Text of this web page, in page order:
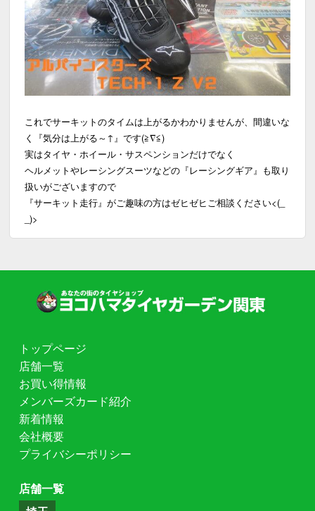
これでサーキットのタイムは上がるかわかりませんが、間違いな
く『気分は上がる～↑』です(≧∇≦)
実はタイヤ・ホイール・サスペンションだけでなく
ヘルメットやレーシングスーツなどの『レーシングギア』も取り
扱いがございますので
『サーキット走行』がご趣味の方はゼヒゼヒご相談ください<(_
_)>
トップページ
店舗一覧
お買い得情報
メンバーズカード紹介
新着情報
会社概要
プライバシーポリシー
店舗一覧